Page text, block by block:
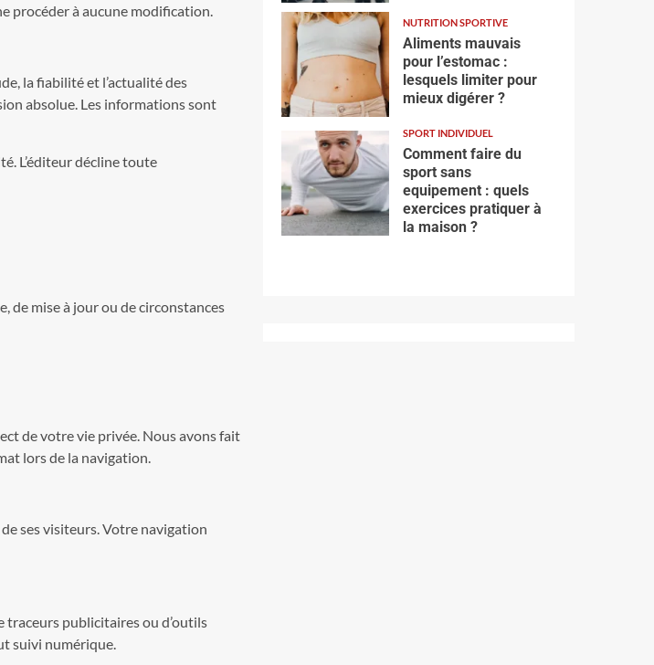
procéder à aucune modification.
la fiabilité et l’actualité des
absolue. Les informations sont
L’éditeur décline toute
de mise à jour ou de circonstances
de votre vie privée. Nous avons fait
lors de la navigation.
ses visiteurs. Votre navigation
publicitaires ou d’outils
suivi numérique.
NUTRITION SPORTIVE
Aliments mauvais
pour l’estomac :
lesquels limiter pour
mieux digérer ?
SPORT INDIVIDUEL
Comment faire du
sport sans
equipement : quels
exercices pratiquer à
la maison ?